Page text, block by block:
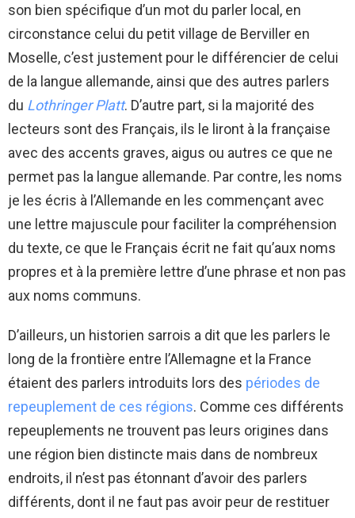
son bien spécifique d’un mot du parler local, en
circonstance celui du petit village de Berviller en
Moselle, c’est justement pour le différencier de celui
de la langue allemande, ainsi que des autres parlers
du Lothringer Platt. D’autre part, si la majorité des
lecteurs sont des Français, ils le liront à la française
avec des accents graves, aigus ou autres ce que ne
permet pas la langue allemande. Par contre, les noms
je les écris à l’Allemande en les commençant avec
une lettre majuscule pour faciliter la compréhension
du texte, ce que le Français écrit ne fait qu’aux noms
propres et à la première lettre d’une phrase et non pas
aux noms communs.
D’ailleurs, un historien sarrois a dit que les parlers le
long de la frontière entre l’Allemagne et la France
étaient des parlers introduits lors des périodes de
repeuplement de ces régions. Comme ces différents
repeuplements ne trouvent pas leurs origines dans
une région bien distincte mais dans de nombreux
endroits, il n’est pas étonnant d’avoir des parlers
différents, dont il ne faut pas avoir peur de restituer